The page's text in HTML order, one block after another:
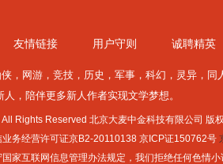
友情链接 用户守则 诚聘精英
， 网游， 竞技， 历史 ， 军事， 科幻 ， 灵异， 同
，陪伴更多新人作者实现文学梦想。
Rights Reserved 北京大麦中金科技有限公司 版权
务经营许可证京B2-20110138 京ICP证150762号
家互联网信息管理办法规定，我们拒绝任何色情小